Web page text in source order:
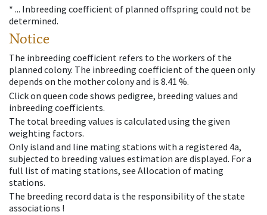
* ... Inbreeding coefficient of planned offspring could not be
determined.
Notice
The inbreeding coefficient refers to the workers of the
planned colony. The inbreeding coefficient of the queen only
depends on the mother colony and is 8.41 %.
Click on queen code shows pedigree, breeding values and
inbreeding coefficients.
The total breeding values is calculated using the given
weighting factors.
Only island and line mating stations with a registered 4a,
subjected to breeding values estimation are displayed. For a
full list of mating stations, see Allocation of mating
stations.
The breeding record data is the responsibility of the state
associations !